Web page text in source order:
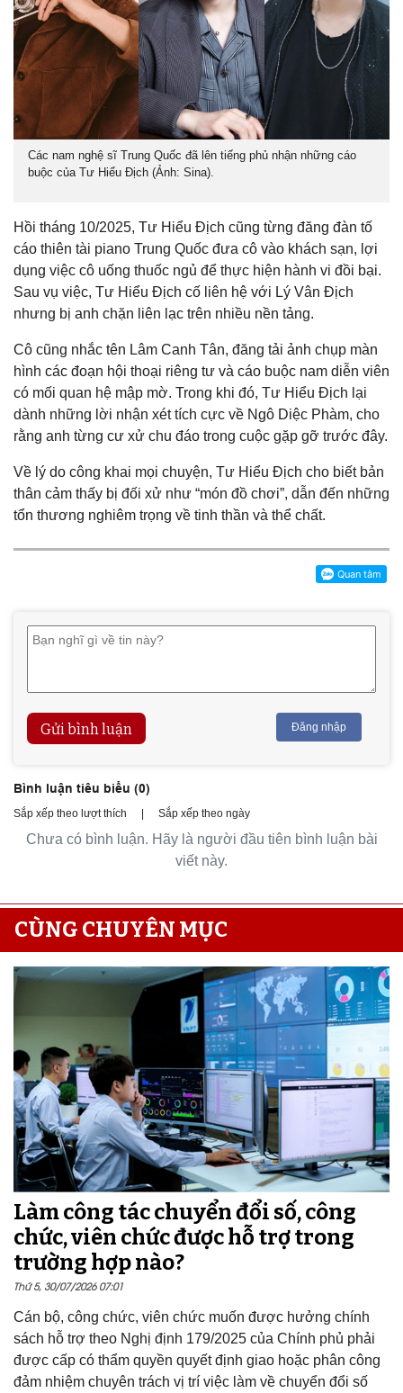
Các nam nghệ sĩ Trung Quốc đã lên tiếng phủ nhận những cáo
buộc của Tư Hiểu Địch (Ảnh: Sina).
Hồi tháng 10/2025, Tư Hiểu Địch cũng từng đăng đàn tố
cáo thiên tài piano Trung Quốc đưa cô vào khách sạn, lợi
dụng việc cô uống thuốc ngủ để thực hiện hành vi đồi bại.
Sau vụ việc, Tư Hiểu Địch cố liên hệ với Lý Vân Địch
nhưng bị anh chặn liên lạc trên nhiều nền tảng.
Cô cũng nhắc tên Lâm Canh Tân, đăng tải ảnh chụp màn
hình các đoạn hội thoại riêng tư và cáo buộc nam diễn viên
có mối quan hệ mập mờ. Trong khi đó, Tư Hiểu Địch lại
dành những lời nhận xét tích cực về Ngô Diệc Phàm, cho
rằng anh từng cư xử chu đáo trong cuộc gặp gỡ trước đây.
Về lý do công khai mọi chuyện, Tư Hiểu Địch cho biết bản
thân cảm thấy bị đối xử như “món đồ chơi”, dẫn đến những
tổn thương nghiêm trọng về tinh thần và thể chất.
Gửi bình luận Đăng nhập
Bình luận tiêu biểu (0)
Sắp xếp theo lượt thích | Sắp xếp theo ngày
Chưa có bình luận. Hãy là người đầu tiên bình luận bài
viết này.
CÙNG CHUYÊN MỤC
Làm công tác chuyển đổi số, công
chức, viên chức được hỗ trợ trong
trường hợp nào?
Thứ 5, 30/07/2026 07:01
Cán bộ, công chức, viên chức muốn được hưởng chính
sách hỗ trợ theo Nghị định 179/2025 của Chính phủ phải
được cấp có thẩm quyền quyết định giao hoặc phân công
đảm nhiệm chuyên trách vị trí việc làm về chuyển đổi số